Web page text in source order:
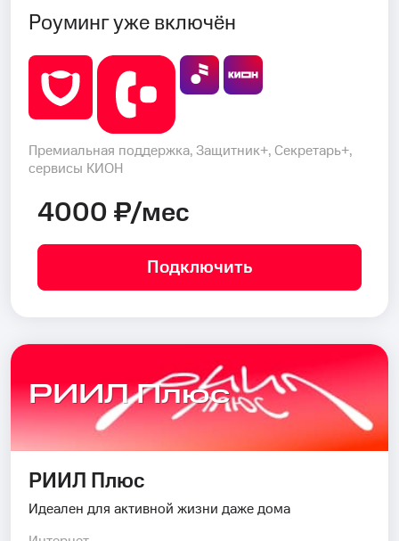
Роуминг уже включён
Премиальная поддержка, Защитник+, Секретарь+,
сервисы КИОН
4000 ₽/мес
Подключить
РИИЛ Плюс
РИИЛ Плюс
Идеален для активной жизни даже дома